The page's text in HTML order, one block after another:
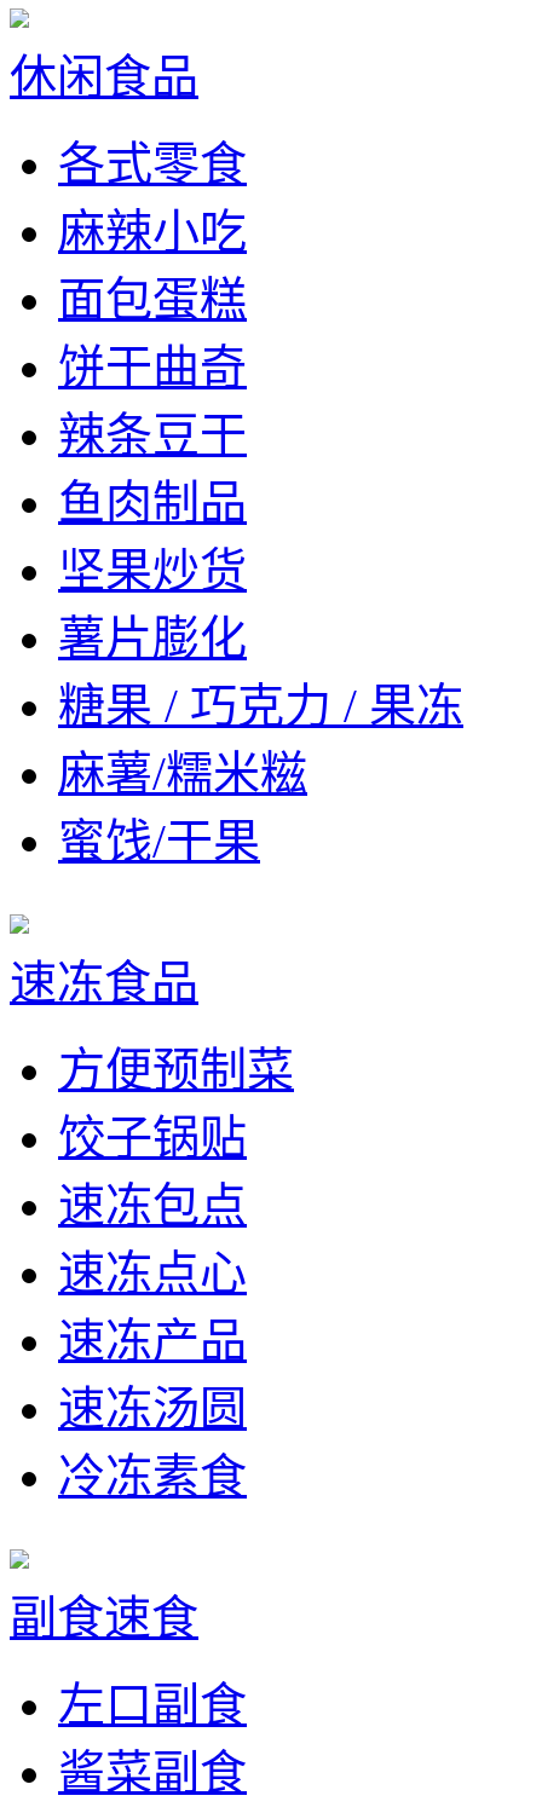
休闲食品
各式零食
麻辣小吃
面包蛋糕
饼干曲奇
辣条豆干
鱼肉制品
坚果炒货
薯片膨化
糖果 / 巧克力 / 果冻
麻薯/糯米糍
蜜饯/干果
速冻食品
方便预制菜
饺子锅贴
速冻包点
速冻点心
速冻产品
速冻汤圆
冷冻素食
副食速食
左口副食
酱菜副食